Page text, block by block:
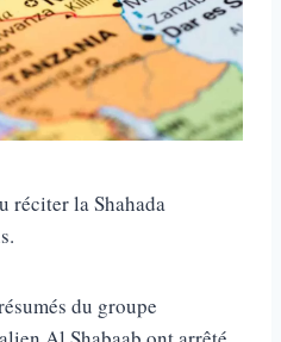
réciter la Shahada
du groupe